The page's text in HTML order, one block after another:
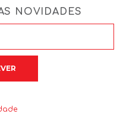
NOVIDADES